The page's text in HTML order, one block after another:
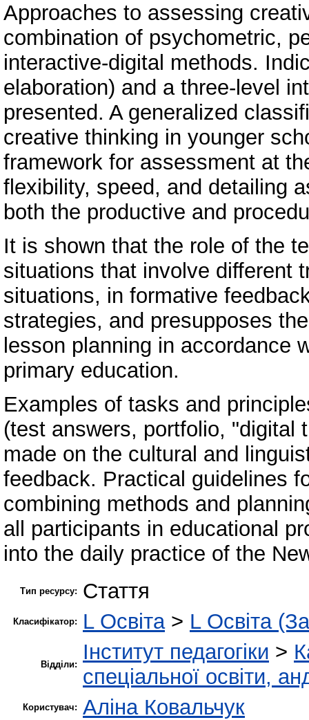
Approaches to assessing
combination of psychometric,
interactive-digital methods.
elaboration) and a three-level
presented. A generalized
creative thinking in younger
framework for assessment at
flexibility, speed, and detailing
both the productive and
It is shown that the role of the
situations that involve different
situations, in formative
strategies, and presupposes
lesson planning in accordance
primary education.
Examples of tasks and
(test answers, portfolio, "digital
made on the cultural and
feedback. Practical guidelines
combining methods and
all participants in educational
into the daily practice of the
Тип ресурсу: Стаття
Класифікатор: L Освіта> L Освіта
Відділи:
Інститут педагогіки >
спеціальної освіти,
Користувач: Аліна Ковальчук